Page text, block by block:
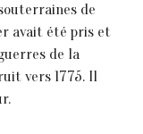
de
avait été pris et
de la
vers 1775. Il